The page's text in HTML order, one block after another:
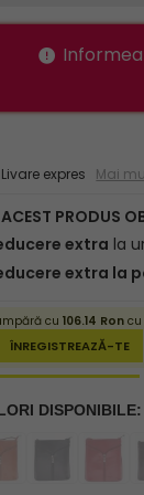
expres Mai